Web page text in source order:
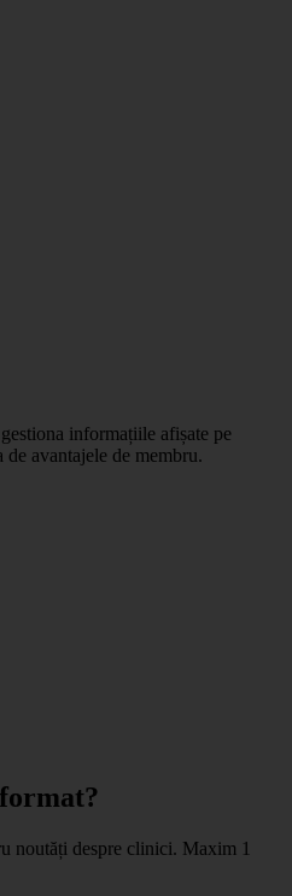
informațiile afișate pe
avantajele de membru.
noutăți despre clinici. Maxim 1